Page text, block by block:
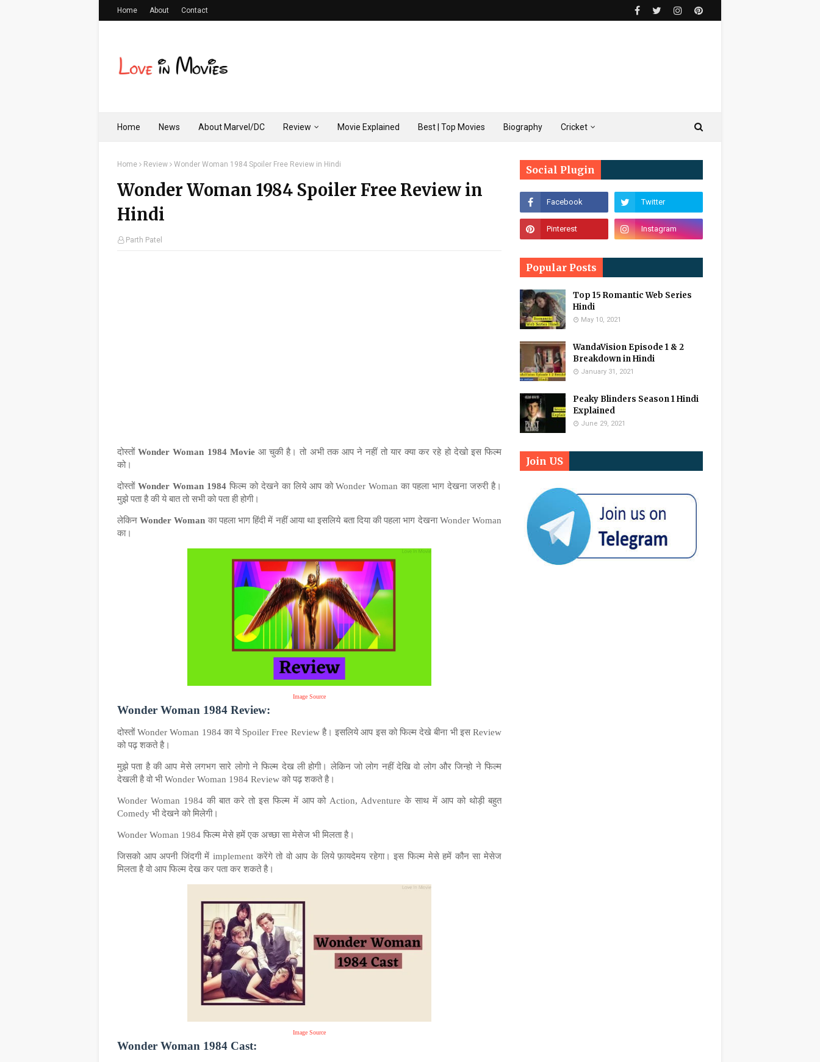
Home About Contact
Home News About Marvel/DC Review Movie Explained Best | Top Movies Biography Cricket
Home Review Wonder Woman 1984 Spoiler Free Review in Hindi
Wonder Woman 1984 Spoiler Free Review in
Hindi
Parth Patel
दोस्तों Wonder Woman 1984 Movie आ चुकी है। तो अभी तक आप ने नहीं तो यार क्या कर रहे हो देखो इस फिल्म
को।
दोस्तों Wonder Woman 1984 फिल्म को देखने का लिये आप कोWonder Womanका पहला भाग देखना जरुरी है।
मुझे पता है की ये बात तो सभी को पता ही होगी।
लेकिनWonder Woman का पहला भाग हिंदी में नहीं आया था इसलिये बता दिया की पहला भाग देखना Wonder Woman
का।
Image Source
Wonder Woman 1984 Review:
दोस्तोंWonder Woman 1984 का येSpoiler Free Review है। इसलिये आप इस को फिल्म देखे बीना भी इसReview
को पढ़ शकते है।
मुझे पता है की आप मेसे लगभग सारे लोगो ने फिल्म देख ली होगी। लेकिन जो लोग नहीं देखि वो लोग और जिन्हो ने फिल्म
देखली है वो भी Wonder Woman 1984 Review को पढ़ शकते है।
Wonder Woman 1984 की बात करे तो इस फिल्म में आप कोAction, Adventureके साथ में आप को थोड़ी बहुत
Comedy भी देखने को मिलेगी।
Wonder Woman 1984 फिल्म मेसे हमें एक अच्छा सा मेसेज भी मिलता है।
जिसको आप अपनी जिंदगी में implement करेंगे तो वो आप के लिये फ़ायदेमय रहेगा। इस फिल्म मेसे हमें कौन सा मेसेज
मिलता है वो आप फिल्म देख कर पता कर शकते है।
Image Source
Wonder Woman 1984 Cast:
Social Plugin
Popular Posts
Top 15 Romantic Web Series
Hindi
May 10, 2021
WandaVision Episode 1 & 2
Breakdown in Hindi
January 31, 2021
Peaky Blinders Season 1 Hindi
Explained
June 29, 2021
Join US